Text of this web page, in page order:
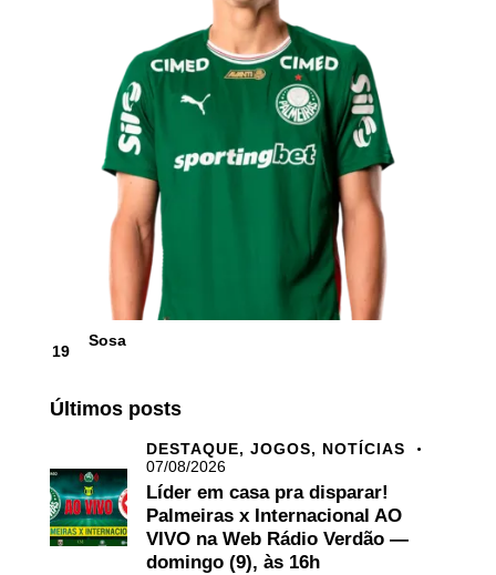
19
Sosa
Últimos posts
DESTAQUE, JOGOS, NOTÍCIAS
07/08/2026
Líder em casa pra disparar!
Palmeiras x Internacional AO
VIVO na Web Rádio Verdão —
domingo (9), às 16h